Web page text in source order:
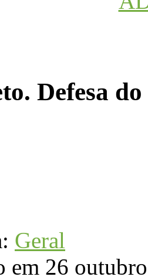
Defesa
Geral
em 26